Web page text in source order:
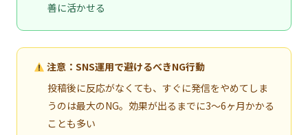
善に活かせる
注意：SNS運用で避けるべきNG行動
投稿後に反応がなくても、すぐに発信をやめてしま
うのは最大のNG。効果が出るまでに3〜6ヶ月かかる
ことも多い